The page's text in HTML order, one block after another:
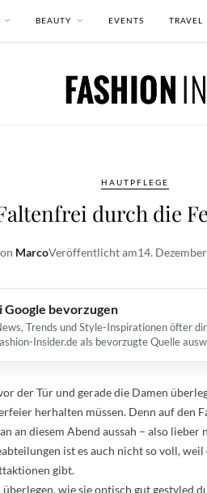
BEAUTY EVENTS TRAVEL
HAUTPFLEGE
durch die
MarcoVeröffentlicht am14.
Google bevorzugen
Trends und Style-Inspirationen öfter
Insider.de als bevorzugte Quelle
der Tür und gerade die Damen
herhalten müssen. Denn auf den
an diesem Abend aussah – also
ist es auch nicht so voll,
gibt.
wie sie optisch gut gestyled